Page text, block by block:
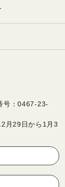
号：0467-23-
月29日から1月3